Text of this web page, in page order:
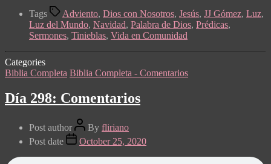
Tags Adviento, Dios con Nosotros, Jesús, JJ Gómez, Luz,
Luz del Mundo, Navidad, Palabra de Dios, Prédicas,
Sermones, Tinieblas, Vida en Comunidad
Categories
Biblia Completa Biblia Completa - Comentarios
Día 298: Comentarios
Post author By fliriano
Post date
October 25, 2020